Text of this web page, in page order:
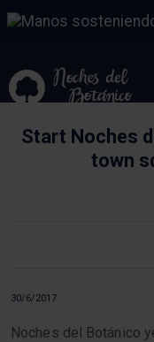
Start Noches
town
30/6/2017
Noches del Botánico